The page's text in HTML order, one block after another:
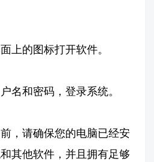
上的图标打开软件。
名和密码，登录系统。
，请确保您的电脑已经安
其他软件，并且拥有足够